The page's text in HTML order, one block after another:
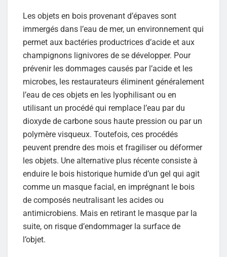
Les objets en bois provenant d’épaves sont
immergés dans l’eau de mer, un environnement qui
permet aux bactéries productrices d’acide et aux
champignons lignivores de se développer. Pour
prévenir les dommages causés par l’acide et les
microbes, les restaurateurs éliminent généralement
l’eau de ces objets en les lyophilisant ou en
utilisant un procédé qui remplace l’eau par du
dioxyde de carbone sous haute pression ou par un
polymère visqueux. Toutefois, ces procédés
peuvent prendre des mois et fragiliser ou déformer
les objets. Une alternative plus récente consiste à
enduire le bois historique humide d’un gel qui agit
comme un masque facial, en imprégnant le bois
de composés neutralisant les acides ou
antimicrobiens. Mais en retirant le masque par la
suite, on risque d’endommager la surface de
l’objet.